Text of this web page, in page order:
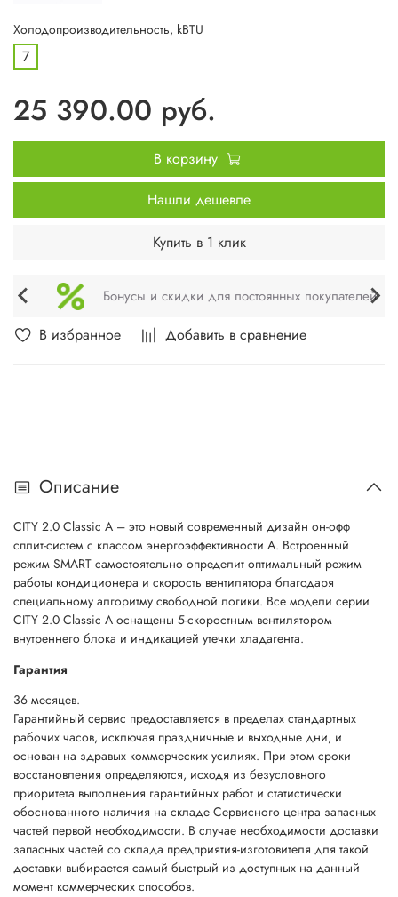
В избранное Добавить в сравнение
Холодопроизводительность, kBTU
7
25 390.00 руб.
В корзину
Нашли дешевле
Купить в 1 клик
Бонусы и скидки для постоянных покупателей
Описание
CITY 2.0 Classic A – это новый современный дизайн он-офф
сплит-систем с классом энергоэффективности А. Встроенный
режим SMART самостоятельно определит оптимальный режим
работы кондиционера и скорость вентилятора благодаря
специальному алгоритму свободной логики. Все модели серии
CITY 2.0 Classic A оснащены 5-скоростным вентилятором
внутреннего блока и индикацией утечки хладагента.
Гарантия
36 месяцев.
Гарантийный сервис предоставляется в пределах стандартных
рабочих часов, исключая праздничные и выходные дни, и
основан на здравых коммерческих усилиях. При этом сроки
восстановления определяются, исходя из безусловного
приоритета выполнения гарантийных работ и статистически
обоснованного наличия на складе Сервисного центра запасных
частей первой необходимости. В случае необходимости доставки
запасных частей со склада предприятия-изготовителя для такой
доставки выбирается самый быстрый из доступных на данный
момент коммерческих способов.